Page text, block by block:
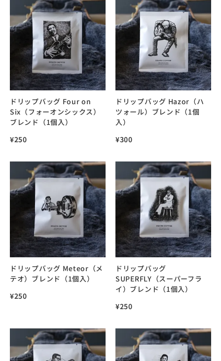
ドリップバッグ Four on
Six（フォーオンシックス）
ブレンド（1個入）
¥250
ドリップバッグ Hazor（ハ
ツォール）ブレンド（1個
入）
¥300
ドリップバッグ Meteor（メ
テオ）ブレンド（1個入）
¥250
ドリップバッグ
SUPERFLY（スーパーフラ
イ）ブレンド（1個入）
¥250